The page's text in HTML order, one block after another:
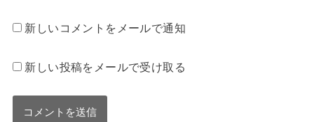
新しいコメントをメールで通知
新しい投稿をメールで受け取る